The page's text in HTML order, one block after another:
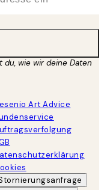
wie wir deine Daten
Art Advice